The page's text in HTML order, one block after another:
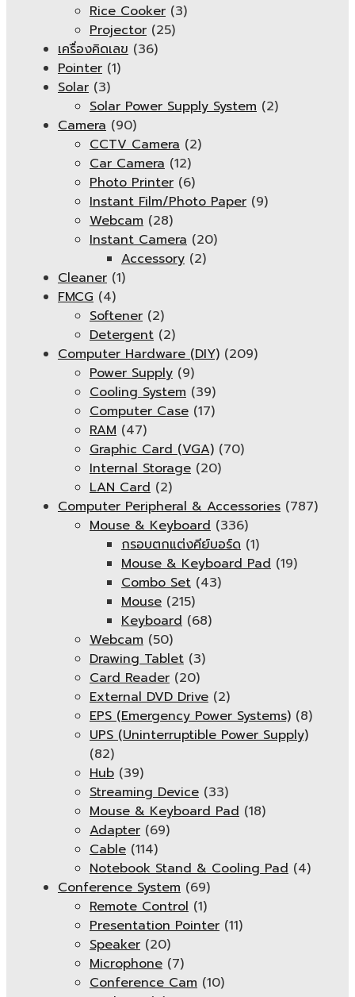
Rice Cooker (3)
Projector (25)
เครื่องคิดเลข (36)
Pointer (1)
Solar (3)
Solar Power Supply System (2)
Camera (90)
CCTV Camera (2)
Car Camera (12)
Photo Printer (6)
Instant Film/Photo Paper (9)
Webcam (28)
Instant Camera (20)
Accessory (2)
Cleaner (1)
FMCG (4)
Softener (2)
Detergent (2)
Computer Hardware (DIY) (209)
Power Supply (9)
Cooling System (39)
Computer Case (17)
RAM (47)
Graphic Card (VGA) (70)
Internal Storage (20)
LAN Card (2)
Computer Peripheral & Accessories (787)
Mouse & Keyboard (336)
กรอบตกแต่งคีย์บอร์ด (1)
Mouse & Keyboard Pad (19)
Combo Set (43)
Mouse (215)
Keyboard (68)
Webcam (50)
Drawing Tablet (3)
Card Reader (20)
External DVD Drive (2)
EPS (Emergency Power Systems) (8)
UPS (Uninterruptible Power Supply)
(82)
Hub (39)
Streaming Device (33)
Mouse & Keyboard Pad (18)
Adapter (69)
Cable (114)
Notebook Stand & Cooling Pad (4)
Conference System (69)
Remote Control (1)
Presentation Pointer (11)
Speaker (20)
Microphone (7)
Conference Cam (10)